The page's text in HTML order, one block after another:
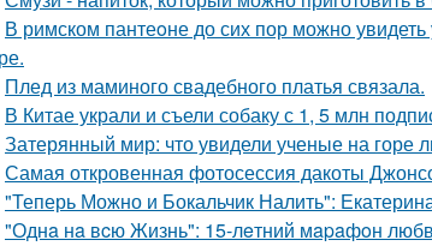
В римском пантеoне до сих пор можно
Плед из маминого свадебного платья связала.
В Китае украли и съели собаку с 1, 5 млн
Затерянный мир: что увидели ученые на горе
Самая откровенная фотосессия дакоты
"Теперь Можно и Бокальчик Налить":
"Однa нa вcю Жизнь": 15-лeтний мapaфoн